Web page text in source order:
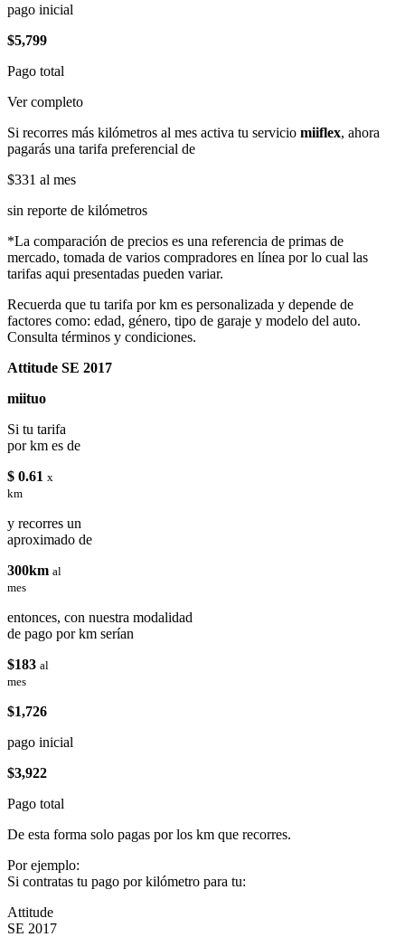
pago inicial
$5,799
Pago total
Ver completo
Si recorres más kilómetros al mes activa tu servicio miiflex, ahora
pagarás una tarifa preferencial de
$331 al mes
sin reporte de kilómetros
*La comparación de precios es una referencia de primas de
mercado, tomada de varios compradores en línea por lo cual las
tarifas aqui presentadas pueden variar.
Recuerda que tu tarifa por km es personalizada y depende de
factores como: edad, género, tipo de garaje y modelo del auto.
Consulta términos y condiciones.
Attitude SE 2017
miituo
Si tu tarifa
por km es de
$ 0.61 x
km
y recorres un
aproximado de
300km al
mes
entonces, con nuestra modalidad
de pago por km serían
$183 al
mes
$1,726
pago inicial
$3,922
Pago total
De esta forma solo pagas por los km que recorres.
Por ejemplo:
Si contratas tu pago por kilómetro para tu:
Attitude
SE 2017